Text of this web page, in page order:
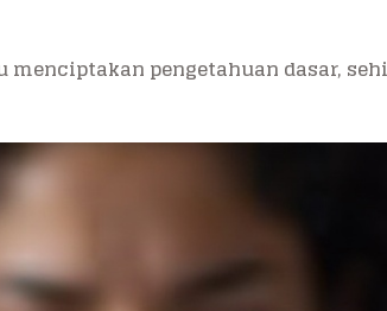
pengetahuan dasar,